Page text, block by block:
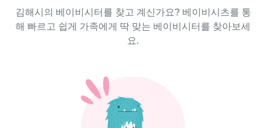
김해시의 베이비시터를 찾고 계신가요? 베이비시츠를 통
해 빠르고 쉽게 가족에게 딱 맞는 베이비시터를 찾아보세
요.